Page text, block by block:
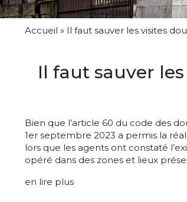
Accueil » Il faut sauver les visites
Il faut sauver
Bien que l’article 60 du code des
1er septembre 2023 a permis la
lors que les agents ont constaté
opéré dans des zones et lieux
en lire plus